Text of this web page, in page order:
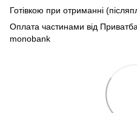
Готівкою при отриманні
Оплата частинами від
monobank